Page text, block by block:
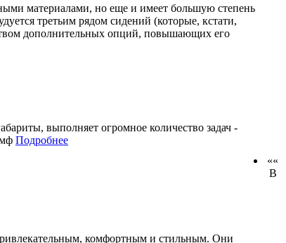
материалами, но еще и имеет большую степень
третьим рядом сидений (которые, кстати,
дополнительных опций, повышающих его
выполняет огромное количество задач -
Подробнее
комфортным и стильным. Они
««
В